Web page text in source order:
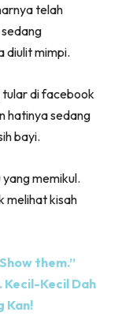
telah
diulit mimpi.
tular di facebook
hatinya sedang
bayi.
memikul.
melihat kisah
them.”
Kecil-Kecil Dah
Kan!